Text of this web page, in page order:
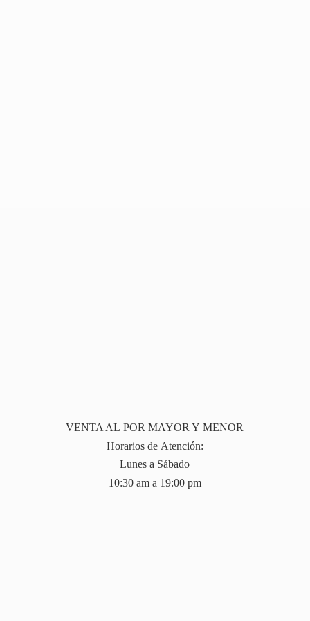
VENTA AL POR MAYOR Y MENOR
Horarios de Atención:
Lunes a Sábado
10:30 am a 19:00 pm